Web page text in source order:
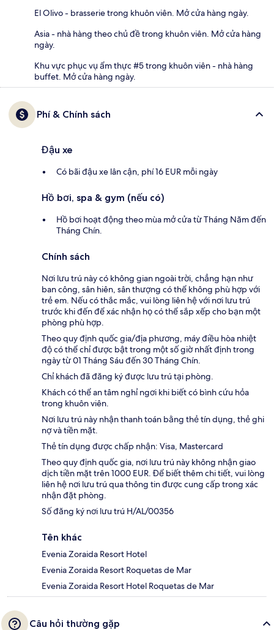
El Olivo - brasserie trong khuôn viên. Mở cửa hàng ngày.
Asia - nhà hàng theo chủ đề trong khuôn viên. Mở cửa hàng
ngày.
Khu vực phục vụ ẩm thực #5 trong khuôn viên - nhà hàng
buffet. Mở cửa hàng ngày.
Phí & Chính sách
Đậu xe
Có bãi đậu xe lân cận, phí 16 EUR mỗi ngày
Hồ bơi, spa & gym (nếu có)
Hồ bơi hoạt động theo mùa mở cửa từ Tháng Năm đến
Tháng Chín.
Chính sách
Nơi lưu trú này có không gian ngoài trời, chẳng hạn như
ban công, sân hiên, sân thượng có thể không phù hợp với
trẻ em. Nếu có thắc mắc, vui lòng liên hệ với nơi lưu trú
trước khi đến để xác nhận họ có thể sắp xếp cho bạn một
phòng phù hợp.
Theo quy định quốc gia/địa phương, máy điều hòa nhiệt
độ có thể chỉ được bật trong một số giờ nhất định trong
ngày từ 01 Tháng Sáu đến 30 Tháng Chín.
Chỉ khách đã đăng ký được lưu trú tại phòng.
Khách có thể an tâm nghỉ ngơi khi biết có bình cứu hỏa
trong khuôn viên.
Nơi lưu trú này nhận thanh toán bằng thẻ tín dụng, thẻ ghi
nợ và tiền mặt.
Thẻ tín dụng được chấp nhận: Visa, Mastercard
Theo quy định quốc gia, nơi lưu trú này không nhận giao
dịch tiền mặt trên 1000 EUR. Để biết thêm chi tiết, vui lòng
liên hệ nơi lưu trú qua thông tin được cung cấp trong xác
nhận đặt phòng.
Số đăng ký nơi lưu trú H/AL/00356
Tên khác
Evenia Zoraida Resort Hotel
Evenia Zoraida Resort Roquetas de Mar
Evenia Zoraida Resort Hotel Roquetas de Mar
Câu hỏi thường gặp